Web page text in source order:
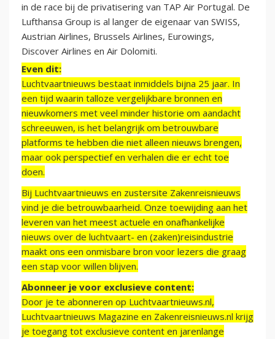
in de race bij de privatisering van TAP Air Portugal. De
Lufthansa Group is al langer de eigenaar van SWISS,
Austrian Airlines, Brussels Airlines, Eurowings,
Discover Airlines en Air Dolomiti.
Even dit:
Luchtvaartnieuws bestaat inmiddels bijna 25 jaar. In
een tijd waarin talloze vergelijkbare bronnen en
nieuwkomers met veel minder historie om aandacht
schreeuwen, is het belangrijk om betrouwbare
platforms te hebben die niet alleen nieuws brengen,
maar ook perspectief en verhalen die er echt toe
doen.
Bij Luchtvaartnieuws en zustersite Zakenreisnieuws
vind je die betrouwbaarheid. Onze toewijding aan het
leveren van het meest actuele en onafhankelijke
nieuws over de luchtvaart- en (zaken)reisindustrie
maakt ons een onmisbare bron voor lezers die graag
een stap voor willen blijven.
Abonneer je voor exclusieve content:
Door je te abonneren op Luchtvaartnieuws.nl,
Luchtvaartnieuws Magazine en Zakenreisnieuws.nl krijg
je toegang tot exclusieve content en jarenlange